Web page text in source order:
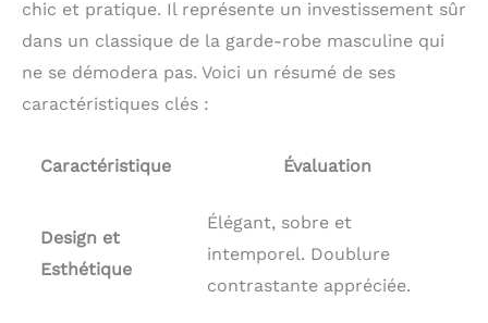
chic et pratique. Il représente un investissement sûr
dans un classique de la garde-robe masculine qui
ne se démodera pas. Voici un résumé de ses
caractéristiques clés :
Caractéristique Évaluation
Design et
Esthétique
Élégant, sobre et
intemporel. Doublure
contrastante appréciée.